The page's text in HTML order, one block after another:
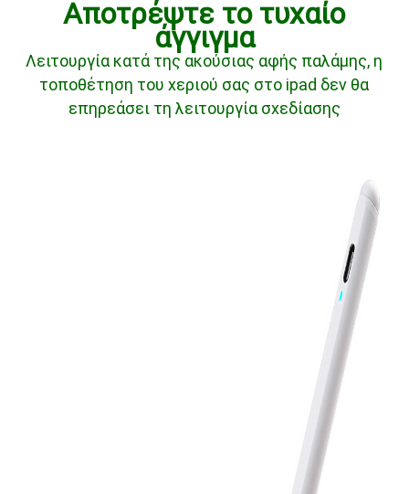
Αποτρέψτε το τυχαίο
άγγιγμα
Λειτουργία κατά της ακούσιας αφής παλάμης, η
τοποθέτηση του χεριού σας στο ipad δεν θα
επηρεάσει τη λειτουργία σχεδίασης